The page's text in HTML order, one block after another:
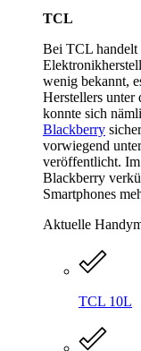
TCL
Bei TCL handelt
wenig bekannt,
Herstellers
konnte sich
Blackberry
vorwiegend
veröffentlicht.
Blackberry
Smartphones
Aktuelle
TCL 10L